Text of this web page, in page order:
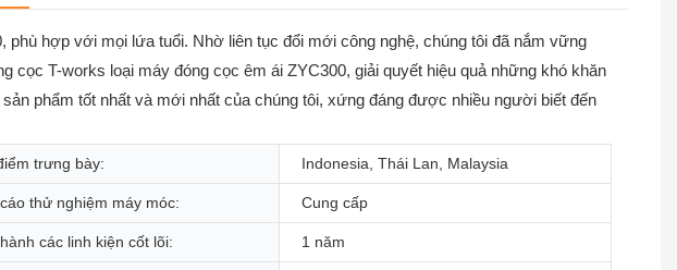
hợp với mọi lứa tuổi. Nhờ liên tục đổi mới công nghệ, chúng tôi đã nắm vững
cọc T-works loại máy đóng cọc êm ái ZYC300, giải quyết hiệu quả những khó khăn
phẩm tốt nhất và mới nhất của chúng tôi, xứng đáng được nhiều người biết đến
trưng bày: Indonesia, Thái Lan, Malaysia
thử nghiệm máy móc: Cung cấp
các linh kiện cốt lõi: 1 năm